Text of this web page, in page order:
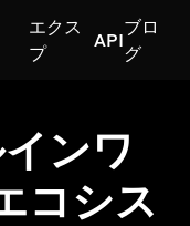
エクス
プ
API
ブロ
グ
ンワ
コシス